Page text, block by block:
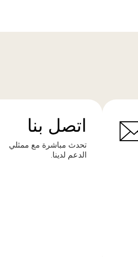
اتصل بنا
تحدث مباشرة مع ممثلي
الدعم لدينا.